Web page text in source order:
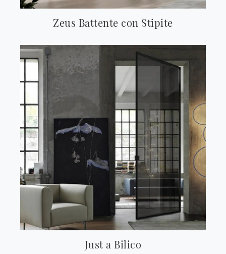
Zeus Battente con Stipite
Just a Bilico